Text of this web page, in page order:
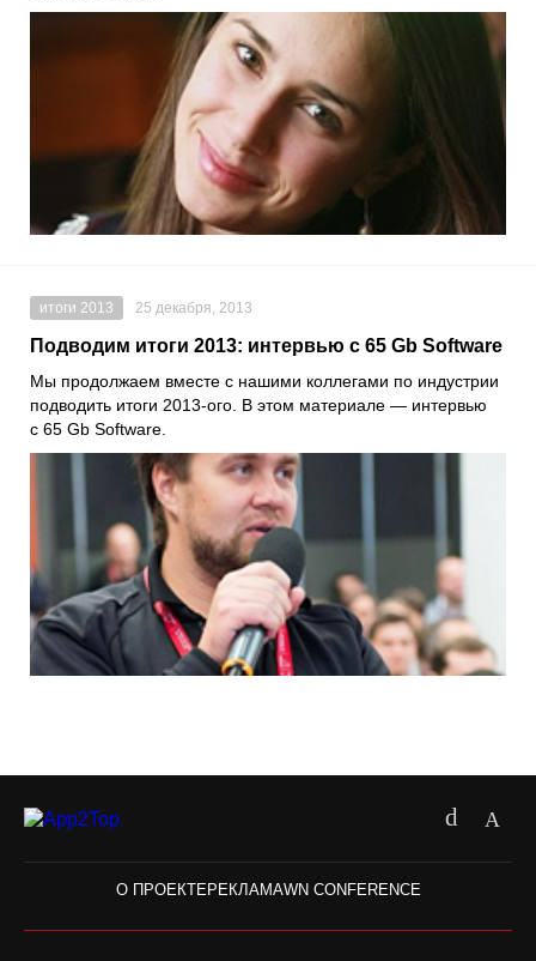
итоги 2013 25 декабря, 2013
Подводим итоги 2013: интервью с 65 Gb Software
Мы продолжаем вместе с нашими коллегами по индустрии
подводить итоги 2013-ого. В этом материале — интервью
с 65 Gb Software.
О ПРОЕКТЕ РЕКЛАМАWN CONFERENCE